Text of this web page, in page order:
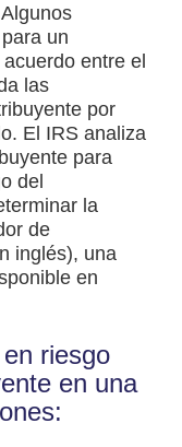
Algunos
un
entre el
las
por
El IRS analiza
para
del
la
de
inglés), una
en
riesgo
en una